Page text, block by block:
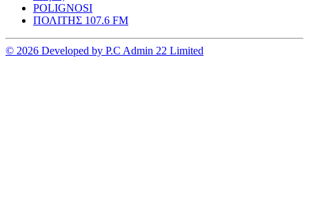
POLIGNOSI
ΠΟΛΙΤΗΣ 107.6 FM
© 2026 Developed by P.C Admin 22 Limited